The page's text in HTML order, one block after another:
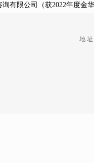
有限公司（获2022年度金
地 址